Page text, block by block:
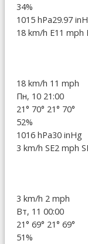
34%
1015 hPa29.97
18 km/h E11 mph
18 km/h 11 mph
Пн, 10 21:00
21° 70° 21° 70°
52%
1016 hPa30 inHg
3 km/h SE2 mph
3 km/h 2 mph
Вт, 11 00:00
21° 69° 21° 69°
51%